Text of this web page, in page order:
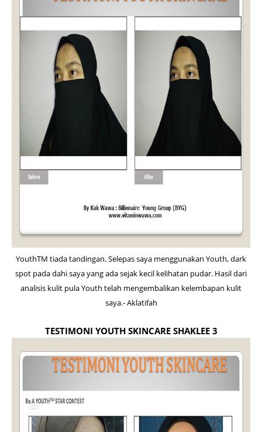
YouthTM tiada tandingan. Selepas saya menggunakan Youth, dark
spot pada dahi saya yang ada sejak kecil kelihatan pudar. Hasil dari
analisis kulit pula Youth telah mengembalikan kelembapan kulit
saya.- Aklatifah
TESTIMONI YOUTH SKINCARE SHAKLEE 3